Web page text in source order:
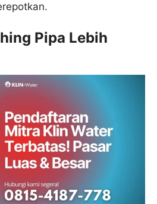
Pipa Lebih